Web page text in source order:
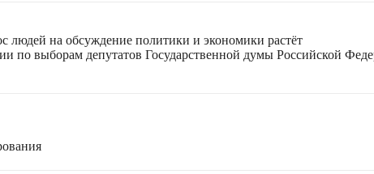
людей на обсуждение политики и экономики растёт
по выборам депутатов Государственной думы Российской